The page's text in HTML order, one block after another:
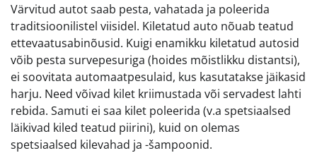
Värvitud autot saab pesta, vahatada ja poleerida
traditsioonilistel viisidel. Kiletatud auto nõuab teatud
ettevaatusabinõusid. Kuigi enamikku kiletatud autosid
võib pesta survepesuriga (hoides mõistlikku distantsi),
ei soovitata automaatpesulaid, kus kasutatakse jäikasid
harju. Need võivad kilet kriimustada või servadest lahti
rebida. Samuti ei saa kilet poleerida (v.a spetsiaalsed
läikivad kiled teatud piirini), kuid on olemas
spetsiaalsed kilevahad ja -šampoonid.